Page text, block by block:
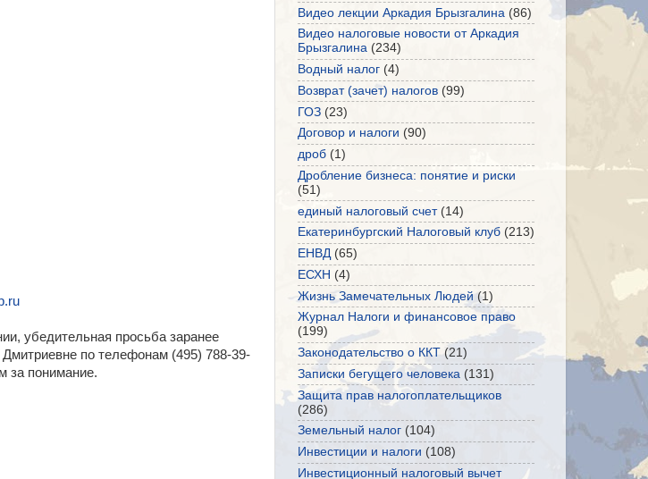
убедительная просьба заранее
по телефонам (495) 788-39-
за понимание.
Видео лекции Аркадия Брызгалина (86)
Видео налоговые новости от Аркадия
Брызгалина (234)
Водный налог (4)
Возврат (зачет) налогов (99)
ГОЗ (23)
Договор и налоги (90)
дроб (1)
Дробление бизнеса: понятие и риски
(51)
единый налоговый счет (14)
Екатеринбургский Налоговый клуб (213)
ЕНВД (65)
ЕСХН (4)
Жизнь Замечательных Людей (1)
Журнал Налоги и финансовое право
(199)
Законодательство о ККТ (21)
Записки бегущего человека (131)
Защита прав налогоплательщиков
(286)
Земельный налог (104)
Инвестиции и налоги (108)
Инвестиционный налоговый вычет